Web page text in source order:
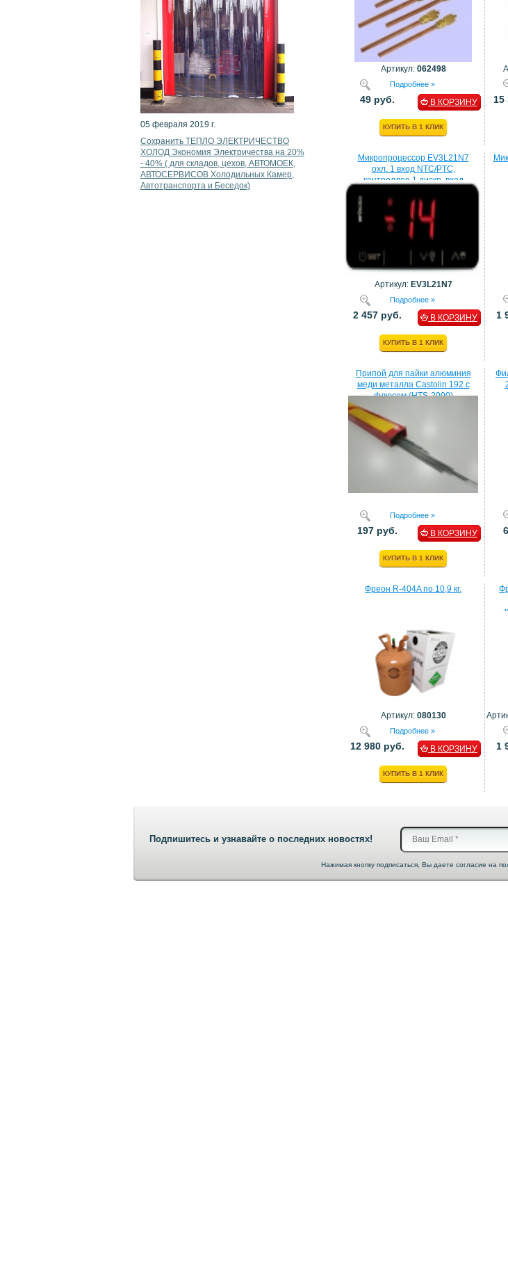
Артикул: 062498
Подробнее »
49 руб. В КОРЗИНУ
КУПИТЬ В 1 КЛИК
15
Микропроцессор EV3L21N7
охл. 1 вход NTC/PTC,
контроллер 1 дискр. вход
Артикул: EV3L21N7
Подробнее »
2 457 руб. В КОРЗИНУ
КУПИТЬ В 1 КЛИК
1
Припой для пайки алюминия
меди металла Castolin 192 с
флюсом (HTS-2000)
Подробнее »
197 руб. В КОРЗИНУ
КУПИТЬ В 1 КЛИК
Фреон R-404A по 10,9 кг.
Артикул: 080130
Подробнее »
12 980 руб. В КОРЗИНУ
КУПИТЬ В 1 КЛИК
1
05 февраля 2019 г.
Сохранить ТЕПЛО ЭЛЕКТРИЧЕСТВО
ХОЛОД Экономия Электричества на 20%
- 40% ( для складов, цехов, АВТОМОЕК,
АВТОСЕРВИСОВ Холодильных Камер,
Автотранспорта и Беседок)
Подпишитесь и узнавайте о последних новостях!
Нажимая кнопку подписаться, Вы даете согласие на